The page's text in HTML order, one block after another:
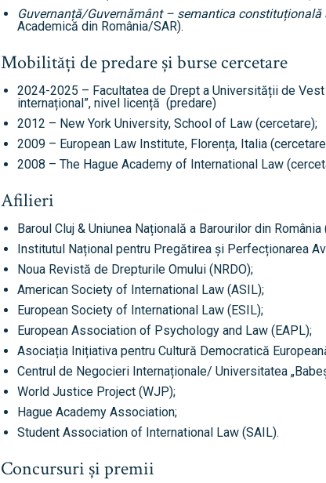
Guvernanță/Guvernământ – semantica constituțională
Academică din România/SAR).
Mobilități de predare și burse cercetare
2024-2025 – Facultatea de Drept a Universității de
internațional”, nivel licență (predare)
2012 – New York University, School of Law (cercetare);
2009 – European Law Institute, Florența, Italia
2008 – The Hague Academy of International Law
Afilieri
Baroul Cluj & Uniunea Națională a Barourilor din România
Institutul Național pentru Pregătirea și Perfecționarea
Noua Revistă de Drepturile Omului (NRDO);
American Society of International Law (ASIL);
European Society of International Law (ESIL);
European Association of Psychology and Law (EAPL);
Asociația Inițiativa pentru Cultură Democratică
Centrul de Negocieri Internaționale/ Universitatea
World Justice Project (WJP);
Hague Academy Association;
Student Association of International Law (SAIL).
Concursuri și premii